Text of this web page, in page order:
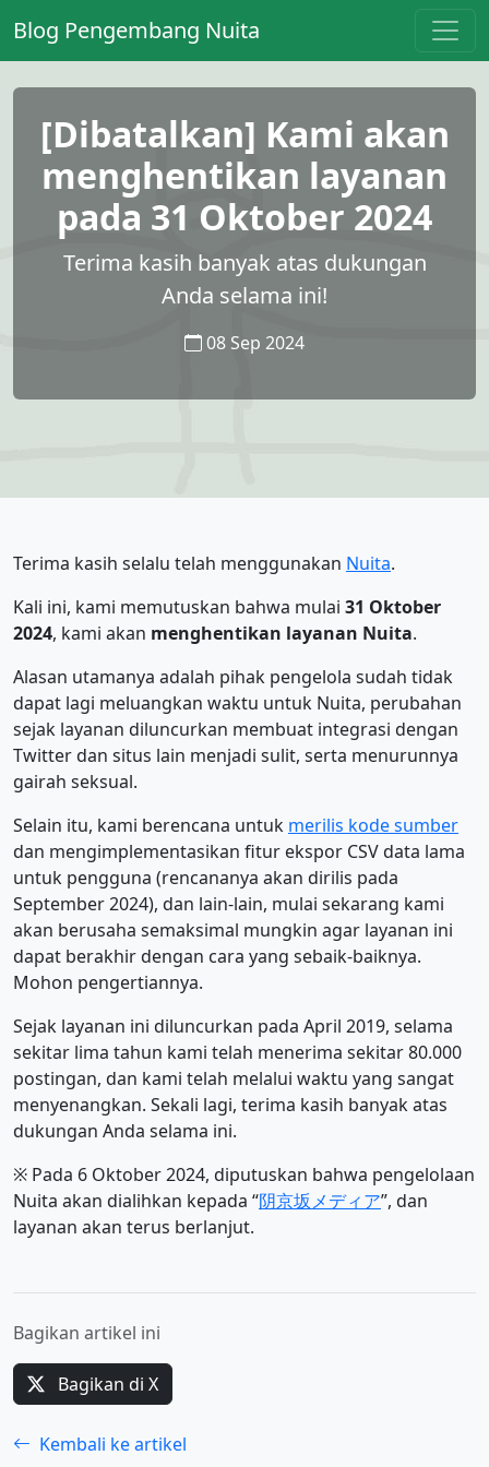
Blog Pengembang Nuita
[Dibatalkan] Kami akan
menghentikan layanan
pada 31 Oktober 2024
Terima kasih banyak atas dukungan
Anda selama ini!
08 Sep 2024
Terima kasih selalu telah menggunakan Nuita.
Kali ini, kami memutuskan bahwa mulai 31 Oktober
2024, kami akan menghentikan layanan Nuita.
Alasan utamanya adalah pihak pengelola sudah tidak
dapat lagi meluangkan waktu untuk Nuita, perubahan
sejak layanan diluncurkan membuat integrasi dengan
Twitter dan situs lain menjadi sulit, serta menurunnya
gairah seksual.
Selain itu, kami berencana untuk merilis kode sumber
dan mengimplementasikan fitur ekspor CSV data lama
untuk pengguna (rencananya akan dirilis pada
September 2024), dan lain-lain, mulai sekarang kami
akan berusaha semaksimal mungkin agar layanan ini
dapat berakhir dengan cara yang sebaik-baiknya.
Mohon pengertiannya.
Sejak layanan ini diluncurkan pada April 2019, selama
sekitar lima tahun kami telah menerima sekitar 80.000
postingan, dan kami telah melalui waktu yang sangat
menyenangkan. Sekali lagi, terima kasih banyak atas
dukungan Anda selama ini.
※ Pada 6 Oktober 2024, diputuskan bahwa pengelolaan
Nuita akan dialihkan kepada “阴京坂メディア”, dan
layanan akan terus berlanjut.
Bagikan artikel ini
Bagikan di X
Kembali ke artikel